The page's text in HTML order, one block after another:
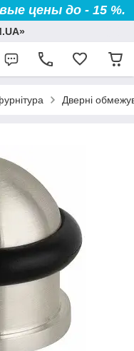
цены до - 15 %.
Дверні